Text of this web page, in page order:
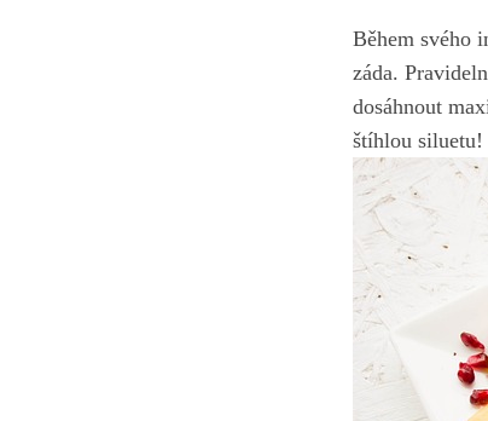
Během svého
záda.
dosáhnout
štíhlou siluetu!